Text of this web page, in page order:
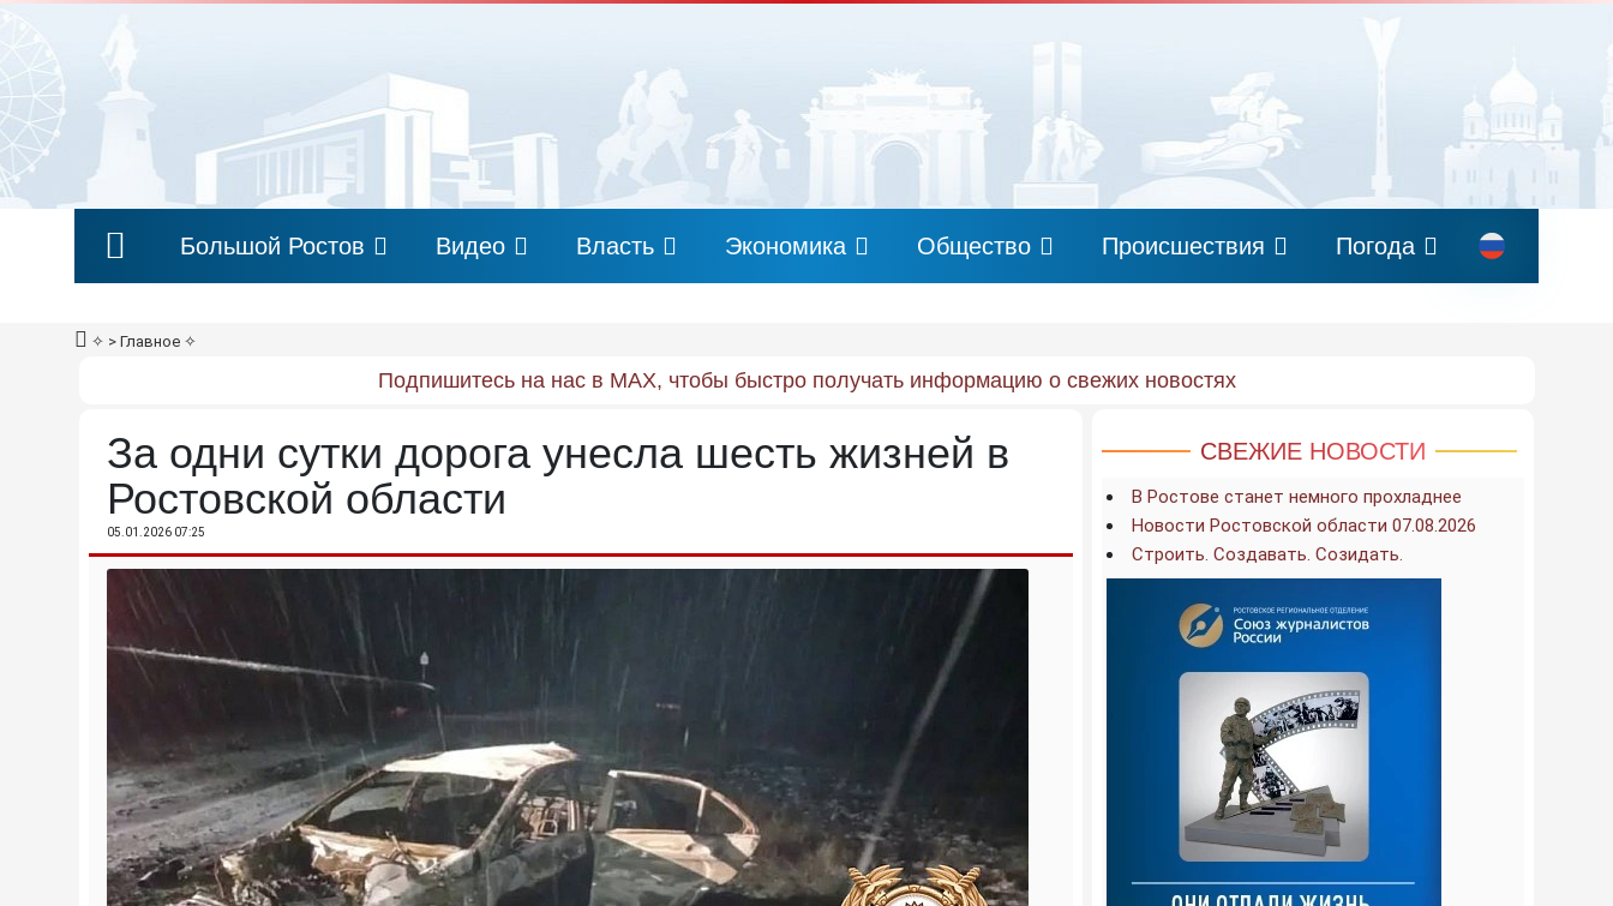
Большой Ростов Видео Власть Экономика Общество Происшествия Погода
✧ > Главное ✧
Подпишитесь на нас в MAX, чтобы быстро получать информацию о свежих новостях
За одни сутки дорога унесла шесть жизней в
Ростовской области
05.01.2026 07:25
СВЕЖИЕ НОВОСТИ
В Ростове станет немного прохладнее
Новости Ростовской области 07.08.2026
Строить. Создавать. Созидать.